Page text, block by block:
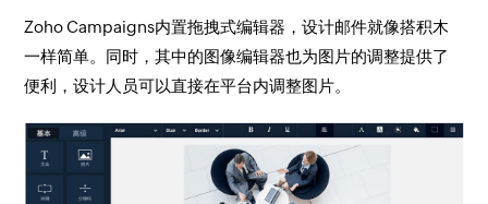
Zoho Campaigns内置拖拽式编辑器，设计邮件就像搭积木
一样简单。同时，其中的图像编辑器也为图片的调整提供了
便利，设计人员可以直接在平台内调整图片。